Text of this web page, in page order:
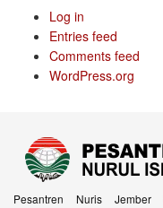
Log in
Entries feed
Comments feed
WordPress.org
Pesantren Nuris Jember